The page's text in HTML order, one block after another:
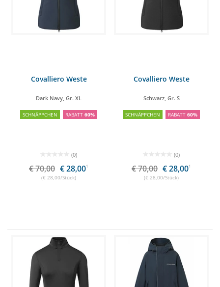
Covalliero Weste
Dark Navy, Gr. XL
SCHNÄPPCHEN RABATT 60%
(0)
€ 70,00 € 28,001
(€ 28,00/Stück)
Covalliero Weste
Schwarz, Gr. S
SCHNÄPPCHEN RABATT 60%
(0)
€ 70,00 € 28,001
(€ 28,00/Stück)